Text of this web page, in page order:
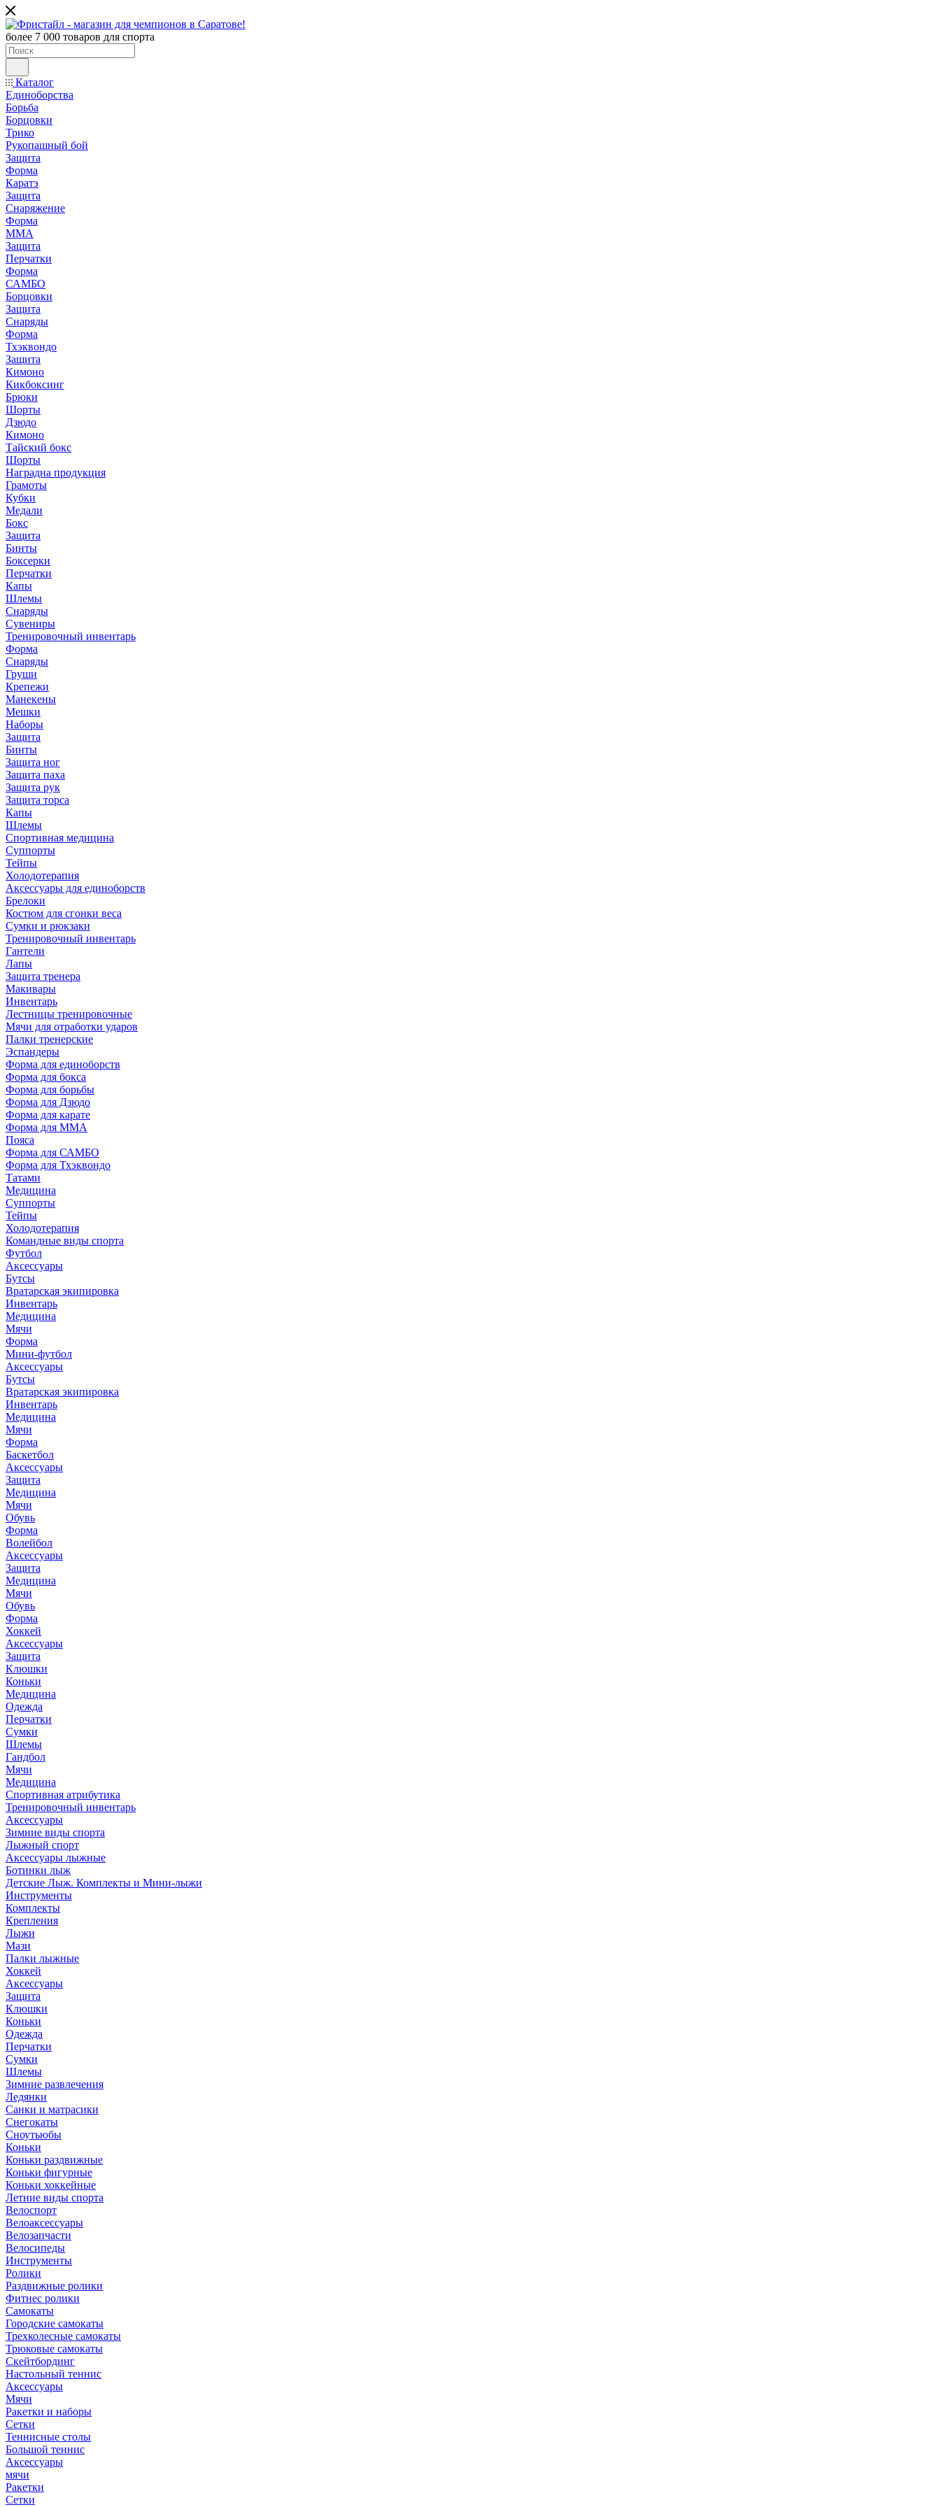
более 7 000 товаров для спорта
Каталог
Единоборства
Борьба
Борцовки
Трико
Рукопашный бой
Защита
Форма
Каратэ
Защита
Снаряжение
Форма
ММА
Защита
Перчатки
Форма
САМБО
Борцовки
Защита
Снаряды
Форма
Тхэквондо
Защита
Кимоно
Кикбоксинг
Брюки
Шорты
Дзюдо
Кимоно
Тайский бокс
Шорты
Наградна продукция
Грамоты
Кубки
Медали
Бокс
Защита
Бинты
Боксерки
Перчатки
Капы
Шлемы
Снаряды
Сувениры
Тренировочный инвентарь
Форма
Снаряды
Груши
Крепежи
Манекены
Мешки
Наборы
Защита
Бинты
Защита ног
Защита паха
Защита рук
Защита торса
Капы
Шлемы
Спортивная медицина
Суппорты
Тейпы
Холодотерапия
Аксессуары для единоборств
Брелоки
Костюм для сгонки веса
Сумки и рюкзаки
Тренировочный инвентарь
Гантели
Лапы
Защита тренера
Макивары
Инвентарь
Лестницы тренировочные
Мячи для отработки ударов
Палки тренерские
Эспандеры
Форма для единоборств
Форма для бокса
Форма для борьбы
Форма для Дзюдо
Форма для карате
Форма для MMA
Пояса
Форма для САМБО
Форма для Тхэквондо
Татами
Медицина
Суппорты
Тейпы
Холодотерапия
Командные виды спорта
Футбол
Аксессуары
Бутсы
Вратарская экипировка
Инвентарь
Медицина
Мячи
Форма
Мини-футбол
Аксессуары
Бутсы
Вратарская экипировка
Инвентарь
Медицина
Мячи
Форма
Баскетбол
Аксессуары
Защита
Медицина
Мячи
Обувь
Форма
Волейбол
Аксессуары
Защита
Медицина
Мячи
Обувь
Форма
Хоккей
Аксессуары
Защита
Клюшки
Коньки
Медицина
Одежда
Перчатки
Сумки
Шлемы
Гандбол
Мячи
Медицина
Спортивная атрибутика
Тренировочный инвентарь
Аксессуары
Зимние виды спорта
Лыжный спорт
Аксессуары лыжные
Ботинки лыж
Детские Лыж. Комплекты и Мини-лыжи
Инструменты
Комплекты
Крепления
Лыжи
Мази
Палки лыжные
Хоккей
Аксессуары
Защита
Клюшки
Коньки
Одежда
Перчатки
Сумки
Шлемы
Зимние развлечения
Ледянки
Санки и матрасики
Снегокаты
Сноутьюбы
Коньки
Коньки раздвижные
Коньки фигурные
Коньки хоккейные
Летние виды спорта
Велоспорт
Велоаксессуары
Велозапчасти
Велосипеды
Инструменты
Ролики
Раздвижные ролики
Фитнес ролики
Самокаты
Городские самокаты
Трехколесные самокаты
Трюковые самокаты
Скейтбординг
Настольный теннис
Аксессуары
Мячи
Ракетки и наборы
Сетки
Теннисные столы
Большой теннис
Аксессуары
мячи
Ракетки
Сетки